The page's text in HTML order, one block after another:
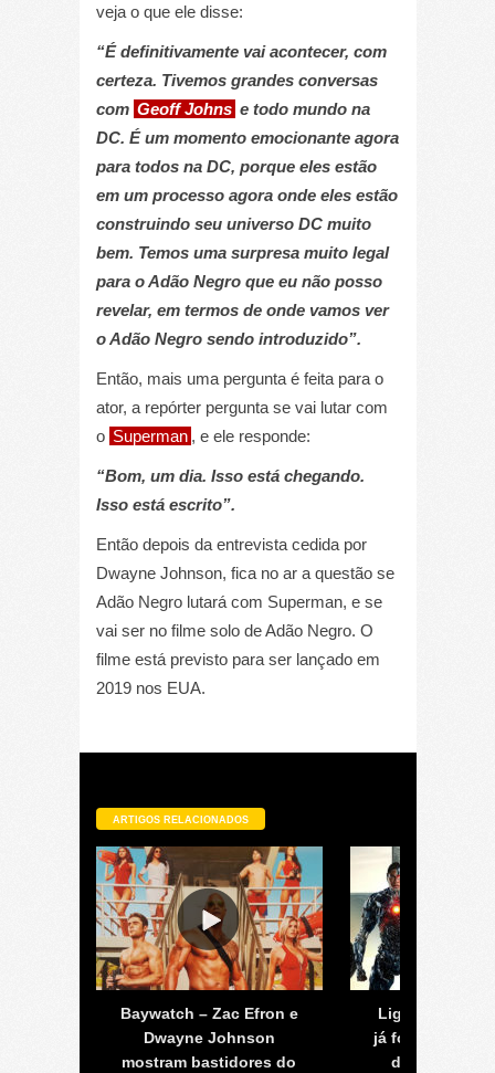
veja o que ele disse:
“É definitivamente vai acontecer, com
certeza. Tivemos grandes conversas
com Geoff Johns e todo mundo na
DC. É um momento emocionante agora
para todos na DC, porque eles estão
em um processo agora onde eles estão
construindo seu universo DC muito
bem. Temos uma surpresa muito legal
para o Adão Negro que eu não posso
revelar, em termos de onde vamos ver
o Adão Negro sendo introduzido”.
Então, mais uma pergunta é feita para o
ator, a repórter pergunta se vai lutar com
o Superman , e ele responde:
“Bom, um dia. Isso está chegando.
Isso está escrito”.
Então depois da entrevista cedida por
Dwayne Johnson, fica no ar a questão se
Adão Negro lutará com Superman, e se
vai ser no filme solo de Adão Negro. O
filme está previsto para ser lançado em
2019 nos EUA.
ARTIGOS RELACIONADOS
Baywatch – Zac Efron e
Dwayne Johnson
mostram bastidores do
Liga da
já foi refeito
depois de